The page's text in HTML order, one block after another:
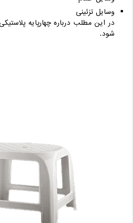
وسایل تزئینی
در این مطلب درباره چهارپایه
شود.